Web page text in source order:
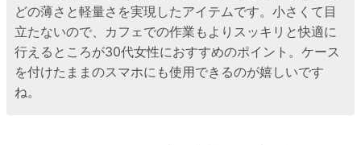
どの薄さと軽量さを実現したアイテムです。小さくて目
立たないので、カフェでの作業もよりスッキリと快適に
行えるところが30代女性におすすめのポイント。ケース
を付けたままのスマホにも使用できるのが嬉しいです
ね。